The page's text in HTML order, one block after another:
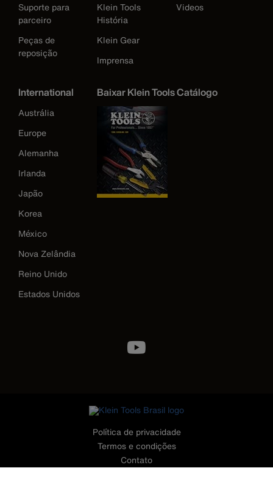
Suporte para
parceiro
Peças de
reposição
Klein Tools
História
Klein Gear
Imprensa
Videos
International
Austrália
Europe
Alemanha
Irlanda
Japão
Korea
México
Nova Zelândia
Reino Unido
Estados Unidos
Baixar Klein Tools Catálogo
Política de privacidade
Termos e condições
Contato